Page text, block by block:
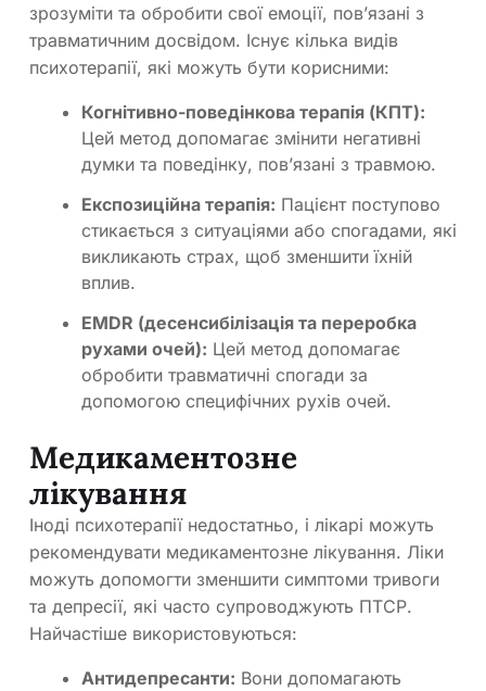
зрозуміти та обробити свої емоції, пов’язані з
травматичним досвідом. Існує кілька видів
психотерапії, які можуть бути корисними:
Когнітивно-поведінкова терапія (КПТ):
Цей метод допомагає змінити негативні
думки та поведінку, пов’язані з травмою.
Експозиційна терапія: Пацієнт поступово
стикається з ситуаціями або спогадами, які
викликають страх, щоб зменшити їхній
вплив.
EMDR (десенсибілізація та переробка
рухами очей): Цей метод допомагає
обробити травматичні спогади за
допомогою специфічних рухів очей.
Медикаментозне
лікування
Іноді психотерапії недостатньо, і лікарі можуть
рекомендувати медикаментозне лікування. Ліки
можуть допомогти зменшити симптоми тривоги
та депресії, які часто супроводжують ПТСР.
Найчастіше використовуються:
Антидепресанти: Вони допомагають